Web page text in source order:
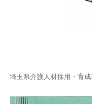
埼玉県介護人材採用・育